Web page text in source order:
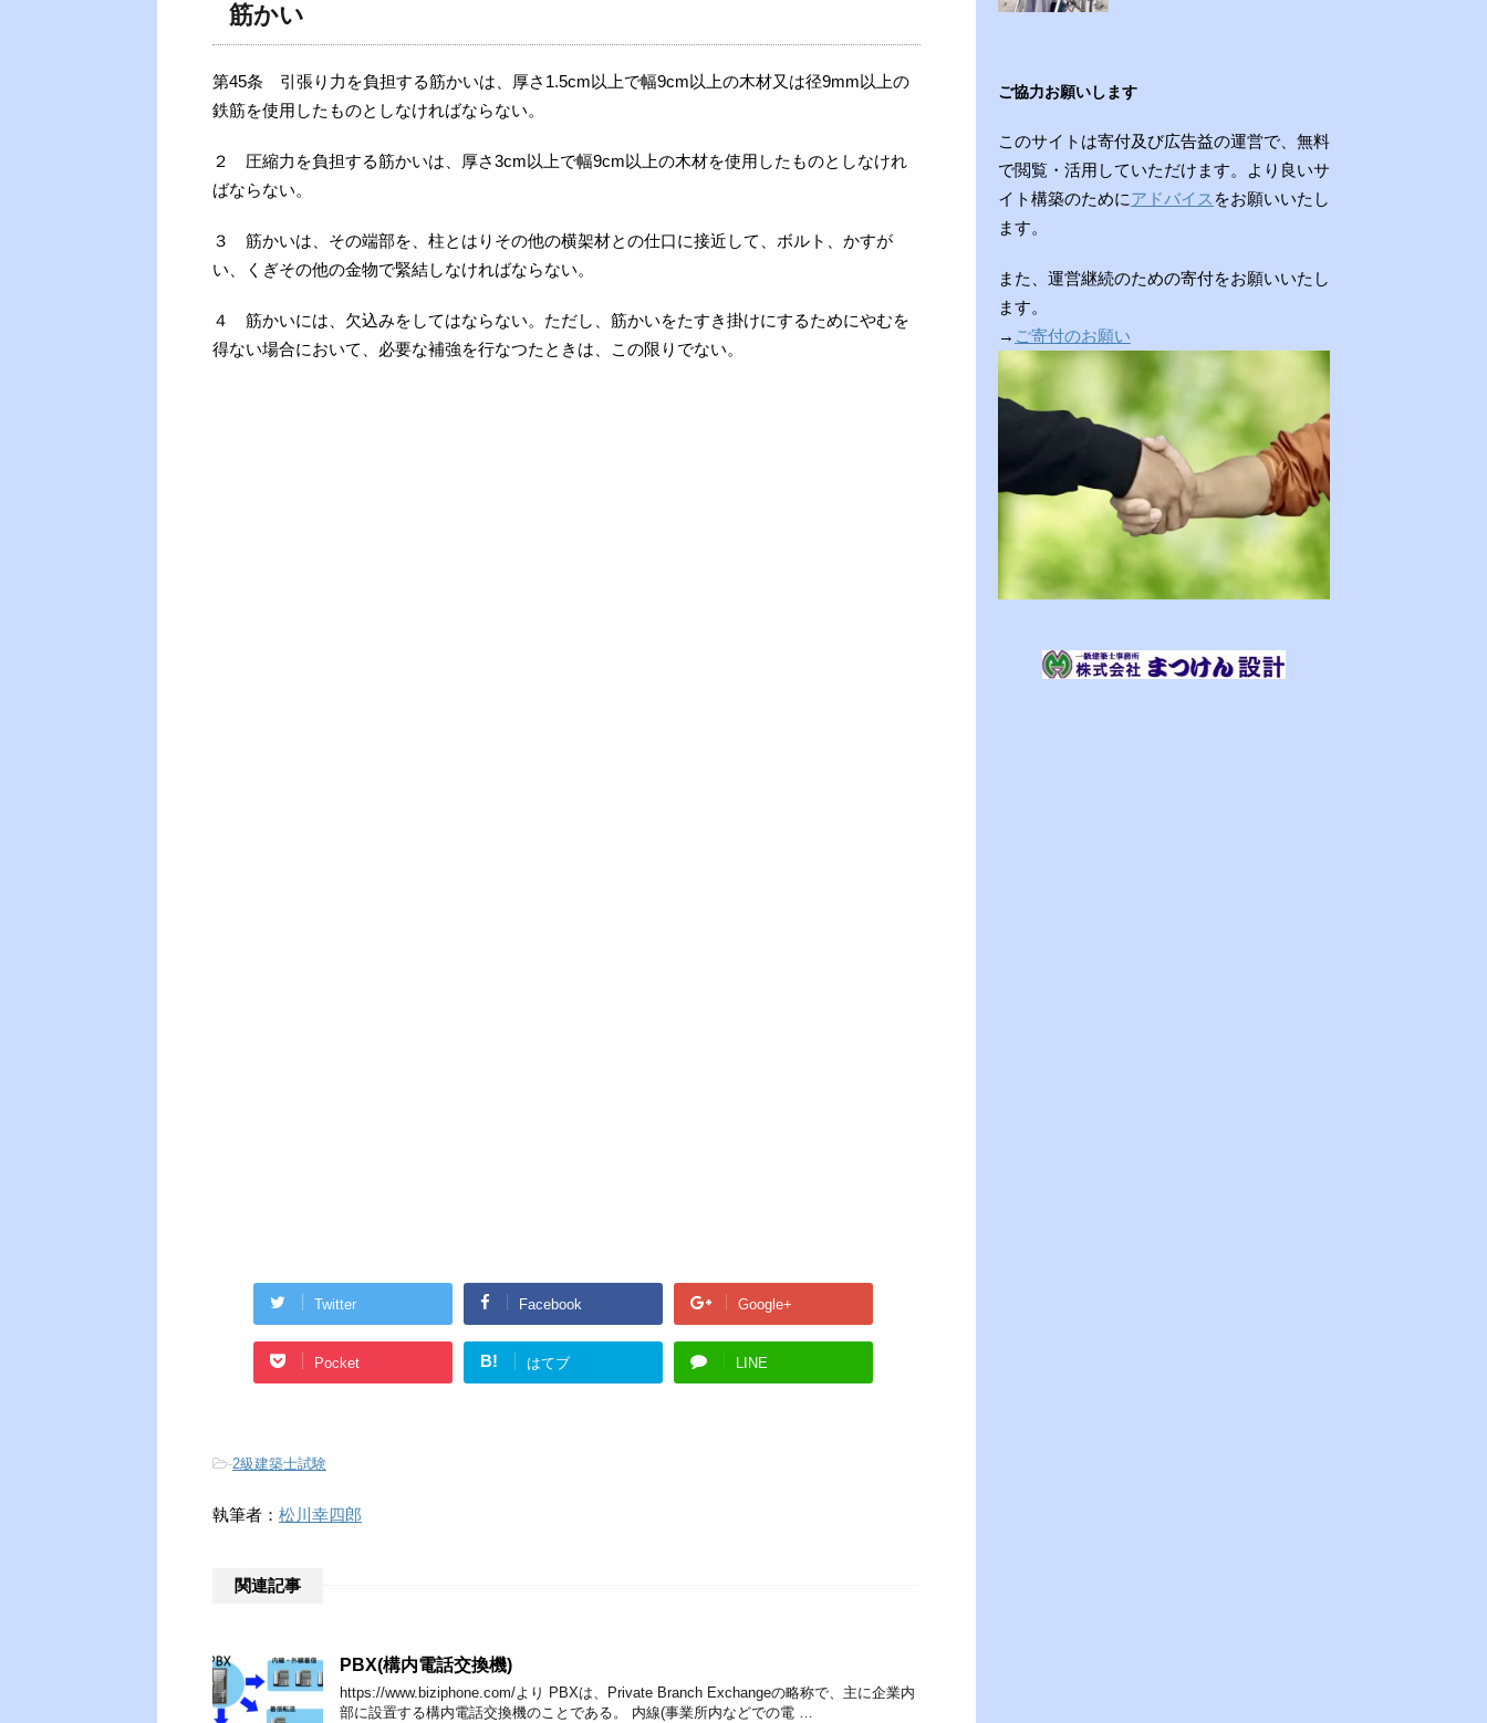
筋かい
第45条 引張り力を負担する筋かいは、厚さ1.5cm以上で幅9cm以上の木材又は径9mm以上の
鉄筋を使用したものとしなければならない。
２ 圧縮力を負担する筋かいは、厚さ3cm以上で幅9cm以上の木材を使用したものとしなけれ
ばならない。
３ 筋かいは、その端部を、柱とはりその他の横架材との仕口に接近して、ボルト、かすが
い、くぎその他の金物で緊結しなければならない。
４ 筋かいには、欠込みをしてはならない。ただし、筋かいをたすき掛けにするためにやむを
得ない場合において、必要な補強を行なつたときは、この限りでない。
Twitter Facebook Google+
Pocket B! はてブ LINE
-2級建築士試験
執筆者： 松川幸四郎
関連記事
PBX(構内電話交換機)
https://www.biziphone.com/より PBXは、Private Branch Exchangeの略称で、主に企業内
部に設置する構内電話交換機のことである。 内線(事業所内などでの電 …
ご協力お願いします
このサイトは寄付及び広告益の運営で、無料
で閲覧・活用していただけます。より良いサ
イト構築のためにアドバイス をお願いいたし
ます。
また、運営継続のための寄付をお願いいたし
ます。
→ ご寄付のお願い